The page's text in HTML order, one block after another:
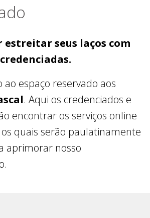
estreitar seus laços com
ao espaço reservado aos
. Aqui os credenciados e
encontrar os serviços online
quais serão paulatinamente
aprimorar nosso